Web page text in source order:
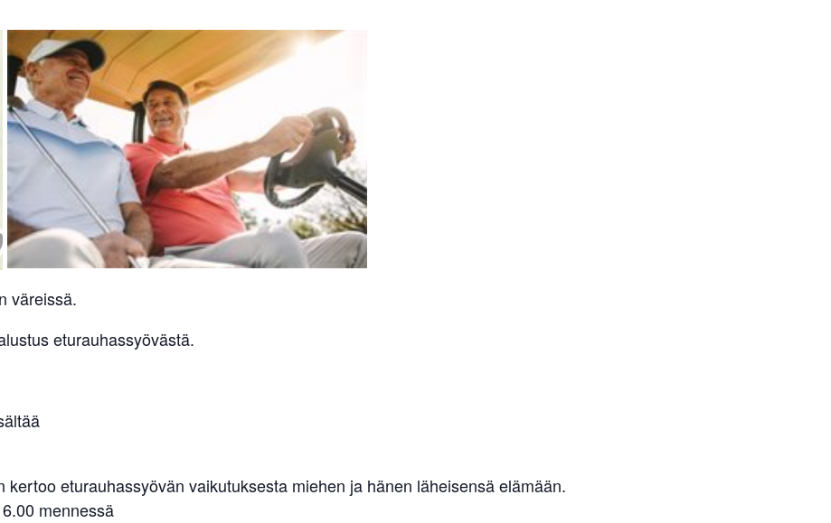
väreissä.
eturauhassyövästä.
kertoo eturauhassyövän vaikutuksesta miehen ja hänen läheisensä elämään.
mennessä